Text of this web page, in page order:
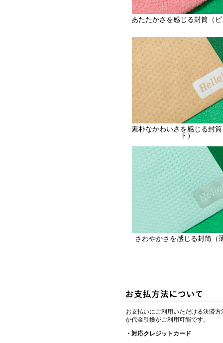
あたたかさを感じる封筒（
素朴なかわいさを感じる封
ト）
さわやかさを感じる封筒（
お支払いにご利用いただける決済
か代金引換がご利用可能です。
・対応クレジットカード